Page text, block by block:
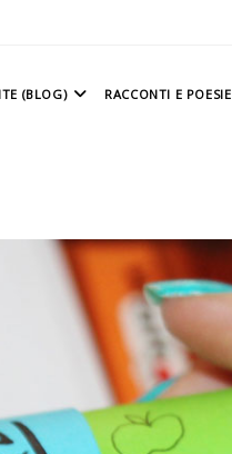
(BLOG) RACCONTI E POESIE